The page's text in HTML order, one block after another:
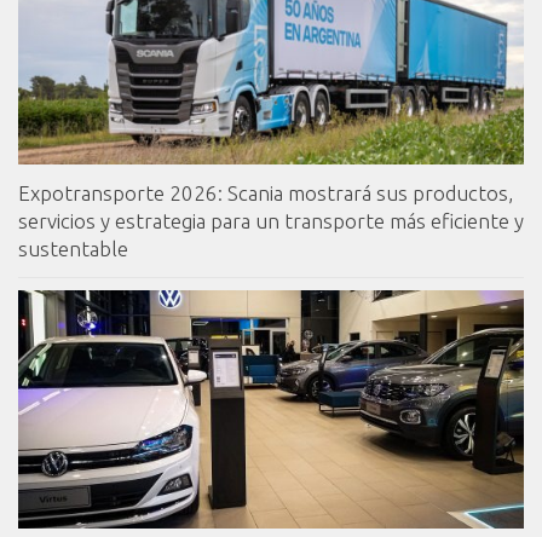
Expotransporte 2026: Scania mostrará sus productos,
servicios y estrategia para un transporte más eficiente y
sustentable